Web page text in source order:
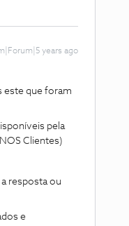
years ago
este que foram
pela
Clientes)
resposta ou
e